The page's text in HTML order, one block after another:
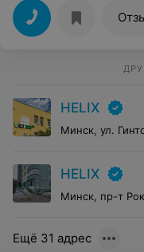
HELIX
Минск, ул.
HELIX
Минск, пр-т
Ещё 31 адрес